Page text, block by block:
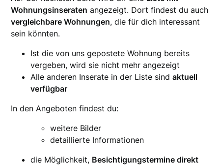
Wohnungsinseraten angezeigt. Dort findest du auch
vergleichbare Wohnungen, die für dich interessant
sein könnten.
Ist die von uns gepostete Wohnung bereits
vergeben, wird sie nicht mehr angezeigt
Alle anderen Inserate in der Liste sindaktuell
verfügbar
In den Angeboten findest du:
weitere Bilder
detaillierte Informationen
die Möglichkeit, Besichtigungstermine direkt